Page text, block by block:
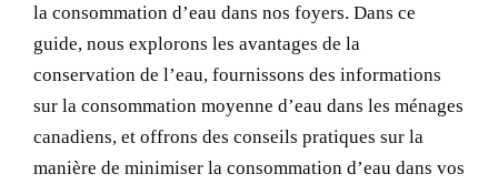
la consommation d’eau dans nos foyers. Dans ce
guide, nous explorons les avantages de la
conservation de l’eau, fournissons des informations
sur la consommation moyenne d’eau dans les ménages
canadiens, et offrons des conseils pratiques sur la
manière de minimiser la consommation d’eau dans vos